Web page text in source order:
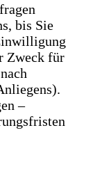
bis Sie
Zweck für
–